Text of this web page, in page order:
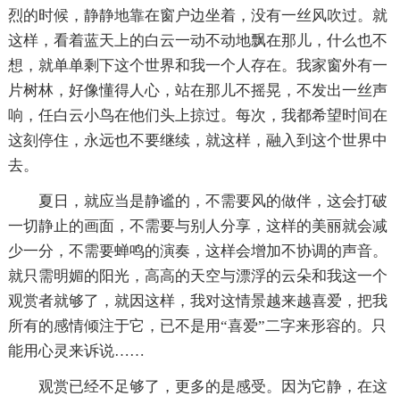
烈的时候，静静地靠在窗户边坐着，没有一丝风吹过。就
这样，看着蓝天上的白云一动不动地飘在那儿，什么也不
想，就单单剩下这个世界和我一个人存在。我家窗外有一
片树林，好像懂得人心，站在那儿不摇晃，不发出一丝声
响，任白云小鸟在他们头上掠过。每次，我都希望时间在
这刻停住，永远也不要继续，就这样，融入到这个世界中
去。
夏日，就应当是静谧的，不需要风的做伴，这会打破
一切静止的画面，不需要与别人分享，这样的美丽就会减
少一分，不需要蝉鸣的演奏，这样会增加不协调的声音。
就只需明媚的阳光，高高的天空与漂浮的云朵和我这一个
观赏者就够了，就因这样，我对这情景越来越喜爱，把我
所有的感情倾注于它，已不是用“喜爱”二字来形容的。只
能用心灵来诉说……
观赏已经不足够了，更多的是感受。因为它静，在这